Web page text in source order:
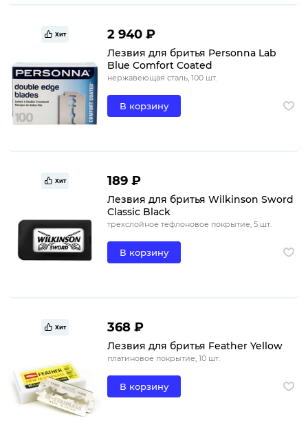
Хит 2 940 ₽
Лезвия для бритья Personna Lab
Blue Comfort Coated
нержавеющая сталь, 100 шт.
В корзину
Хит 189 ₽
Лезвия для бритья Wilkinson Sword
Classic Black
трехслойное тефлоновое покрытие, 5 шт.
В корзину
Хит 368 ₽
Лезвия для бритья Feather Yellow
платиновое покрытие, 10 шт.
В корзину